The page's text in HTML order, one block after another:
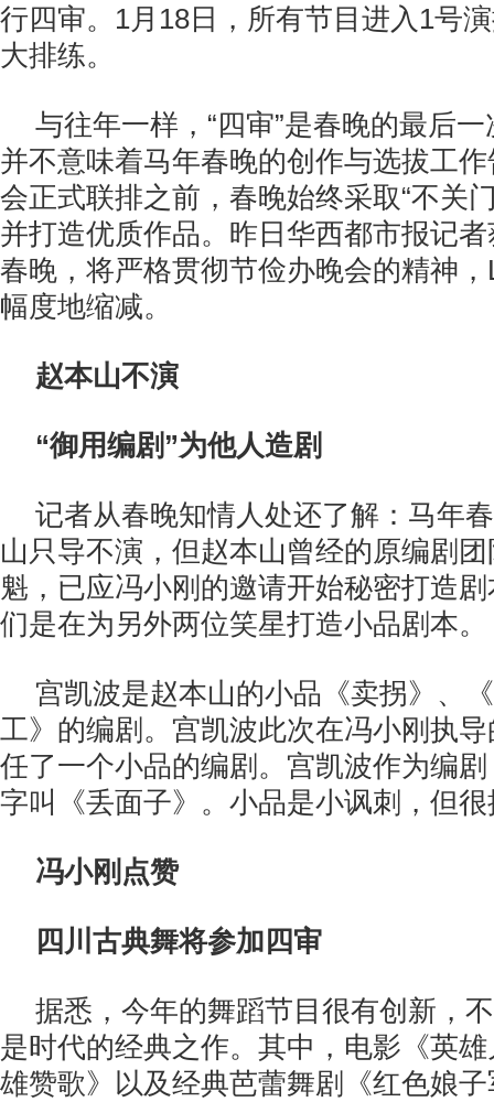
行四审。1月18日，所有节目进入1号
大排练。
与往年一样，“四审”是春晚的最后
并不意味着马年春晚的创作与选拔工
会正式联排之前，春晚始终采取“不关
并打造优质作品。昨日华西都市报记
春晚，将严格贯彻节俭办晚会的精神
幅度地缩减。
赵本山不演
“御用编剧”为他人造剧
记者从春晚知情人处还了解：马年
山只导不演，但赵本山曾经的原编剧
魁，已应冯小刚的邀请开始秘密打造
们是在为另外两位笑星打造小品剧本。
宫凯波是赵本山的小品《卖拐》、
工》的编剧。宫凯波此次在冯小刚执
任了一个小品的编剧。宫凯波作为编
字叫《丢面子》。小品是小讽刺，但
冯小刚点赞
四川古典舞将参加四审
据悉，今年的舞蹈节目很有创新，
是时代的经典之作。其中，电影《英
雄赞歌》以及经典芭蕾舞剧《红色娘